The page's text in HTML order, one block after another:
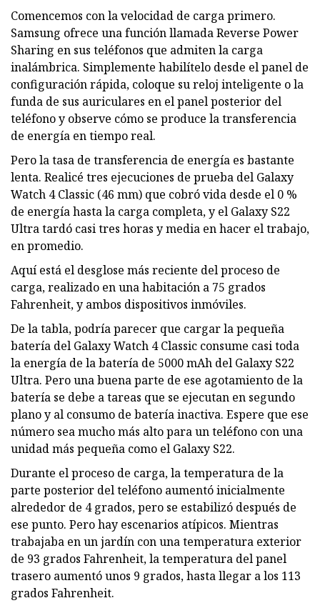
Comencemos con la velocidad de carga primero.
Samsung ofrece una función llamada Reverse Power
Sharing en sus teléfonos que admiten la carga
inalámbrica. Simplemente habilítelo desde el panel de
configuración rápida, coloque su reloj inteligente o la
funda de sus auriculares en el panel posterior del
teléfono y observe cómo se produce la transferencia
de energía en tiempo real.
Pero la tasa de transferencia de energía es bastante
lenta. Realicé tres ejecuciones de prueba del Galaxy
Watch 4 Classic (46 mm) que cobró vida desde el 0 %
de energía hasta la carga completa, y el Galaxy S22
Ultra tardó casi tres horas y media en hacer el trabajo,
en promedio.
Aquí está el desglose más reciente del proceso de
carga, realizado en una habitación a 75 grados
Fahrenheit, y ambos dispositivos inmóviles.
De la tabla, podría parecer que cargar la pequeña
batería del Galaxy Watch 4 Classic consume casi toda
la energía de la batería de 5000 mAh del Galaxy S22
Ultra. Pero una buena parte de ese agotamiento de la
batería se debe a tareas que se ejecutan en segundo
plano y al consumo de batería inactiva. Espere que ese
número sea mucho más alto para un teléfono con una
unidad más pequeña como el Galaxy S22.
Durante el proceso de carga, la temperatura de la
parte posterior del teléfono aumentó inicialmente
alrededor de 4 grados, pero se estabilizó después de
ese punto. Pero hay escenarios atípicos. Mientras
trabajaba en un jardín con una temperatura exterior
de 93 grados Fahrenheit, la temperatura del panel
trasero aumentó unos 9 grados, hasta llegar a los 113
grados Fahrenheit.